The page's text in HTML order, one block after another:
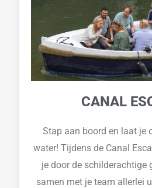
CANAL
Stap aan boord en laat je
water! Tijdens de Canal
je door de schilderachtige
samen met je team allerlei